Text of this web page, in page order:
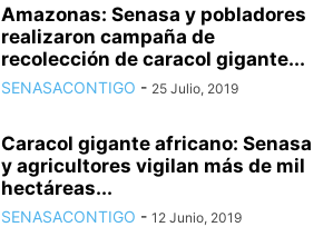
Amazonas: Senasa y pobladores
realizaron campaña de
recolección de caracol gigante...
SENASACONTIGO - 25 Julio, 2019
Caracol gigante africano: Senasa
y agricultores vigilan más de mil
hectáreas...
SENASACONTIGO - 12 Junio, 2019